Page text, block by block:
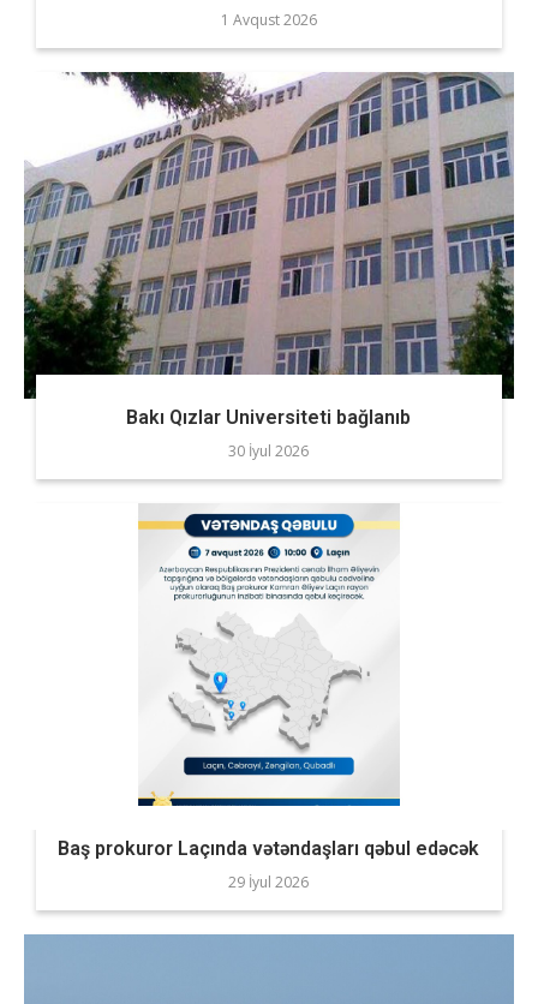
1 Avqust 2026
Bakı Qızlar Universiteti bağlanıb
30 İyul 2026
Baş prokuror Laçında vətəndaşları qəbul edəcək
29 İyul 2026